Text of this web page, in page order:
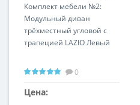
Комплект мебели №2:
Модульный диван
трёхместный угловой с
трапецией LAZIO Левый
0
Цена: